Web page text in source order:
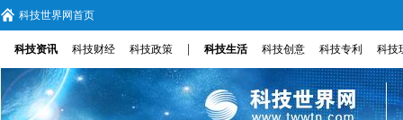
科技世界网首页
科技资讯 科技财经 科技政策 科技生活 科技创意 科技专利 科技